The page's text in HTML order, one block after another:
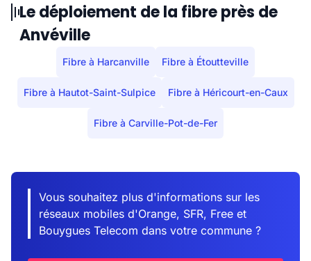
Le déploiement de la fibre près de
Anvéville
Fibre à Harcanville Fibre à Étoutteville
Fibre à Hautot-Saint-Sulpice Fibre à Héricourt-en-Caux
Fibre à Carville-Pot-de-Fer
Vous souhaitez plus d'informations sur les
réseaux mobiles d'Orange, SFR, Free et
Bouygues Telecom dans votre commune ?